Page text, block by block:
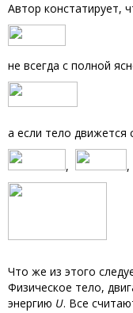
Автор констатирует,
не всегда с полной
а если тело движется
,
Что же из этого
Физическое тело,
энергию U. Все